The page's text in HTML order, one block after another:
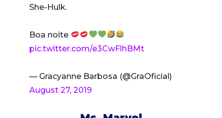
She-Hulk.
Boa noite
pic.twitter.com/e3CwFlhBMt
— Gracyanne Barbosa (@GraOficial)
August 27, 2019